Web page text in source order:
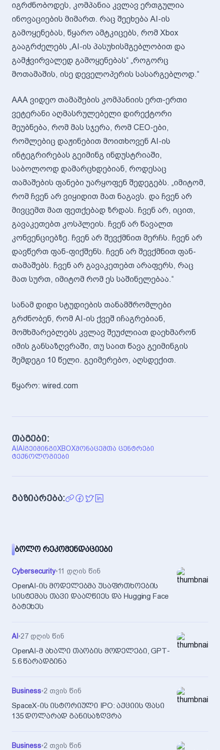
იგრძნობოდეს, კომპანია კვლავ ერთგულია
ინოვაციების მიმართ. რაც შეეხება AI-ის
გამოყენებას, წყარო ამტკიცებს, რომ Xbox
გააგრძელებს „AI-ის პასუხისმგებლობით და
გამჭვირვალედ გამოყენებას“ „როგორც
მოთამაშის, ისე დეველოპერის სასარგებლოდ.“
AAA ვიდეო თამაშების კომპანიის ერთ-ერთი
ვეტერანი აღმასრულებელი დირექტორი
მეუბნება, რომ მას სჯერა, რომ CEO-ები,
რომლებიც დაჟინებით მოითხოვენ AI-ის
ინტეგრირებას გეიმინგ ინდუსტრიაში,
საბოლოოდ დამარცხდებიან, როდესაც
თამაშების ფანები უარყოფენ შედეგებს. „იმიტომ,
რომ ჩვენ არ ვიყიდით მათ ნაგავს. და ჩვენ არ
მივცემთ მათ ფეთქებად ზრდას. ჩვენ არ, იცით,
გავაკეთებთ კოსპლეის. ჩვენ არ წავალთ
კონვენციებზე. ჩვენ არ შევქმნით მერჩს. ჩვენ არ
დავწერთ ფან-ფიქშენს. ჩვენ არ შევქმნით ფან-
თამაშებს. ჩვენ არ გავაკეთებთ არაფერს, რაც
მათ სურთ, იმიტომ რომ ეს საშინელებაა.“
სანამ დიდი სტუდიების თანამშრომლები
გრძნობენ, რომ AI-ის ქვეშ იჩაგრებიან,
მომხმარებლებს კვლავ შეუძლიათ დაეხმარონ
იმის განსაზღვრაში, თუ საით წავა გეიმინგის
შემდეგი 10 წელი. გეიმერებო, აღსდექით.
წყარო: wired.com
თაგები:
AI AI ᲒᲔᲘᲛᲘᲜᲒᲘXBOXᲛᲝᲜᲐᲪᲔᲛᲗᲐ ᲪᲔᲜᲢᲠᲔᲑᲘ
ᲢᲔᲥᲜᲝᲚᲝᲒᲘᲔᲑᲘ
გაზიარება:
ᲑᲝᲚᲝ ᲠᲔᲙᲝᲛᲔᲜᲓᲐᲪᲘᲔᲑᲘ
Cybersecurity•11 დღის წინ
OpenAI-ის მოდელებმა უსაფრთხოების
სისტემას თავი დააღწიეს და Hugging Face
გატეხეს
AI •27 დღის წინ
OpenAI-მ ახალი თაობის მოდელები, GPT-
5.6 წარადგინა
Business•2 თვის წინ
SpaceX-ის ისტორიული IPO: აქციის ფასი
135 დოლარად განისაზღვრა
Business•2 თვის წინ